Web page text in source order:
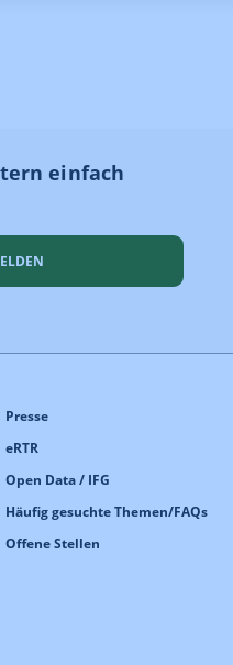
einfach
Presse
eRTR
Open Data / IFG
Häufig gesuchte Themen/FAQs
Offene Stellen